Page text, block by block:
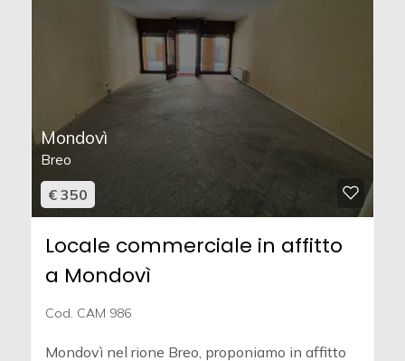
Mondovì
Breo
€ 350
Locale commerciale in affitto
a Mondovì
Cod. CAM 986
Mondovì nel rione Breo, proponiamo in affitto